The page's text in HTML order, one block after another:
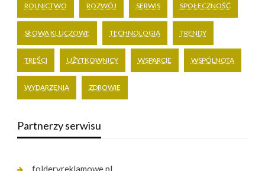
ROLNICTWO ROZWÓJ SERWIS SPOŁECZNOŚĆ
SŁOWA KLUCZOWE TECHNOLOGIA TRENDY
TREŚCI UŻYTKOWNICY WSPARCIE WSPÓLNOTA
WYDARZENIA ZDROWIE
Partnerzy serwisu
folderyreklamowe.pl